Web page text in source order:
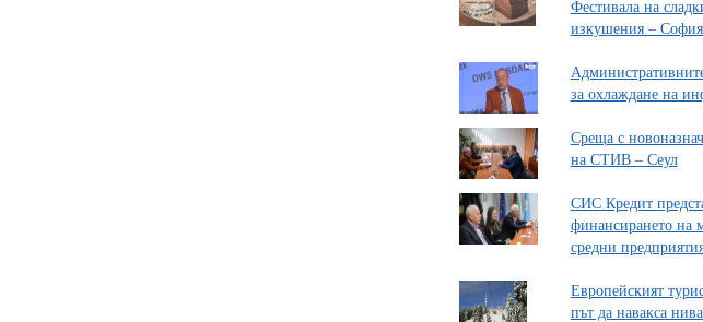
Фестивала на
изкушения –
за охлаждане на
Среща с
на СТИВ – Сеул
СИС Кредит
финансирането на
средни
Европейският
път да навакса